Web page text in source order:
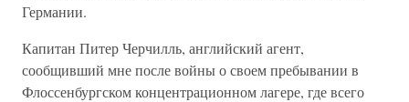
Германии.
Капитан Питер Черчилль, английский агент,
сообщивший мне после войны о своем пребывании в
Флоссенбургском концентрационном лагере, где всего